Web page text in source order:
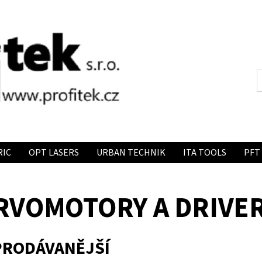
OPT LASERS URBAN TECHNIK ITA TOOLS PFT
A